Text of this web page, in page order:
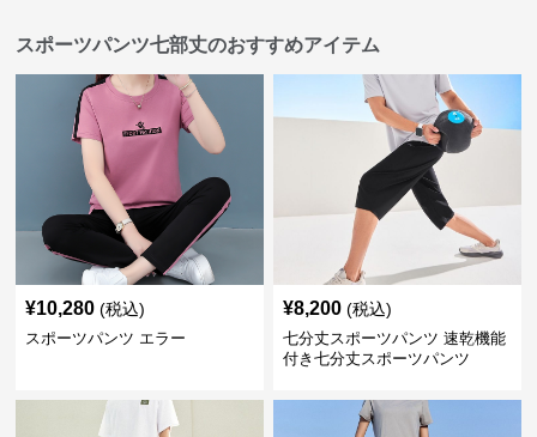
スポーツパンツ七部丈のおすすめアイテム
¥10,280 (税込)
スポーツパンツ エラー
¥8,200 (税込)
七分丈スポーツパンツ 速乾機能
付き七分丈スポーツパンツ